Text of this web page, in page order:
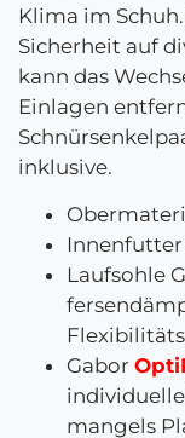
Klima im
Sicherheit auf
kann das
Einlagen
inklusive.
Laufsohle
Gabor
mangels